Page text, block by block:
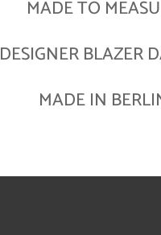
MADE TO
DESIGNER BLAZER
MADE IN